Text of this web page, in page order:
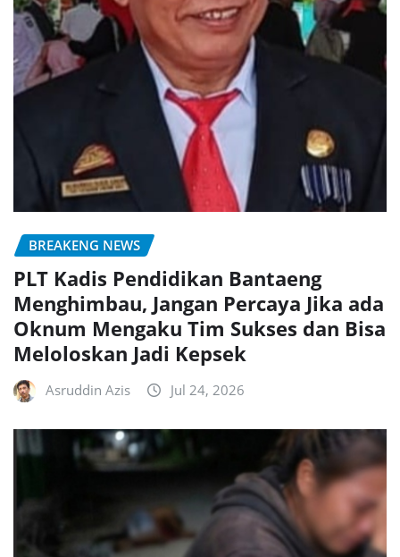
BREAKENG NEWS
PLT Kadis Pendidikan Bantaeng
Menghimbau, Jangan Percaya Jika ada
Oknum Mengaku Tim Sukses dan Bisa
Meloloskan Jadi Kepsek
Asruddin Azis Jul 24, 2026